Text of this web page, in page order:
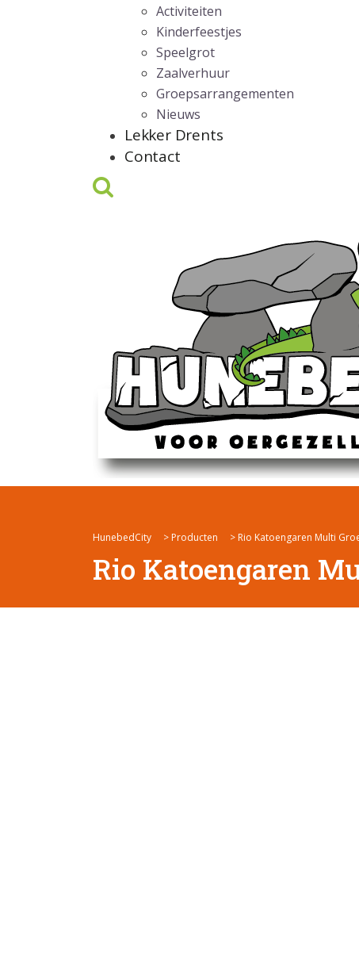
Activiteiten
Kinderfeestjes
Speelgrot
Zaalverhuur
Groepsarrangementen
Nieuws
Lekker Drents
Contact
HunebedCity > Producten > Rio Katoengaren Multi
Rio Katoengaren